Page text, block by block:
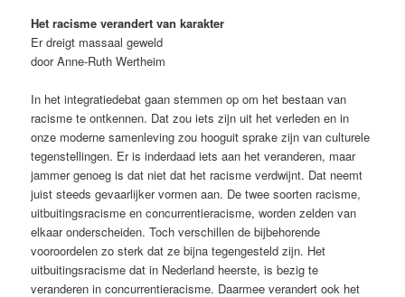
Het racisme verandert van karakter
Er dreigt massaal geweld
door Anne-Ruth Wertheim
In het integratiedebat gaan stemmen op om het bestaan van
racisme te ontkennen. Dat zou iets zijn uit het verleden en in
onze moderne samenleving zou hooguit sprake zijn van culturele
tegenstellingen. Er is inderdaad iets aan het veranderen, maar
jammer genoeg is dat niet dat het racisme verdwijnt. Dat neemt
juist steeds gevaarlijker vormen aan. De twee soorten racisme,
uitbuitingsracisme en concurrentieracisme, worden zelden van
elkaar onderscheiden. Toch verschillen de bijbehorende
vooroordelen zo sterk dat ze bijna tegengesteld zijn. Het
uitbuitingsracisme dat in Nederland heerste, is bezig te
veranderen in concurrentieracisme. Daarmee verandert ook het